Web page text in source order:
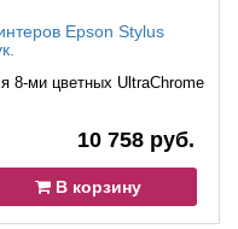
Epson Stylus
8-ми цветных UltraChrome
10 758 руб.
В корзину